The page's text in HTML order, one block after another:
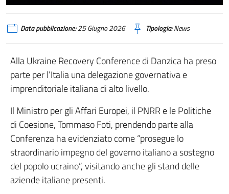
Data pubblicazione:25 Giugno 2026 Tipologia:News
Alla Ukraine Recovery Conference di Danzica ha preso
parte per l’Italia una delegazione governativa e
imprenditoriale italiana di alto livello.
Il Ministro per gli Affari Europei, il PNRR e le Politiche
di Coesione, Tommaso Foti, prendendo parte alla
Conferenza ha evidenziato come “prosegue lo
straordinario impegno del governo italiano a sostegno
del popolo ucraino”, visitando anche gli stand delle
aziende italiane presenti.